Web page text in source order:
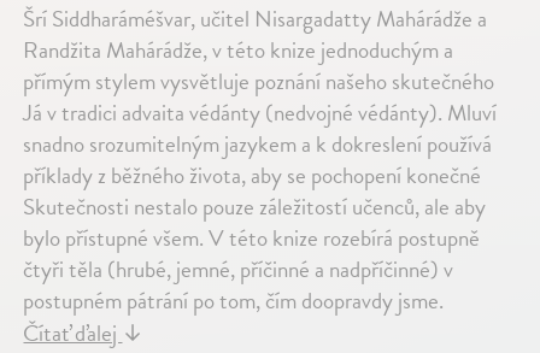
Šrí Siddharáméšvar, učitel Nisargadatty Mahárádže a
Randžita Mahárádže, v této knize jednoduchým a
přímým stylem vysvětluje poznání našeho skutečného
Já v tradici advaita védánty (nedvojné védánty). Mluví
snadno srozumitelným jazykem a k dokreslení používá
příklady z běžného života, aby se pochopení konečné
Skutečnosti nestalo pouze záležitostí učenců, ale aby
bylo přístupné všem. V této knize rozebírá postupně
čtyři těla (hrubé, jemné, příčinné a nadpříčinné) v
postupném pátrání po tom, čím doopravdy jsme.
Čítať ďalej↓